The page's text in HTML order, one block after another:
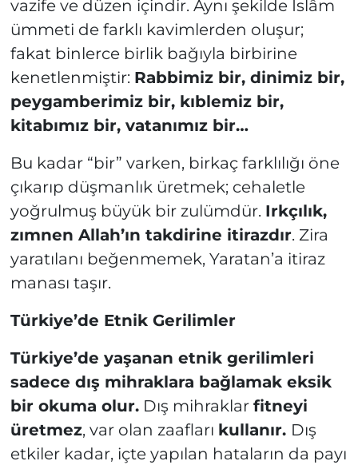
vazife ve düzen içindir. Aynı şekilde İslâm
ümmeti de farklı kavimlerden oluşur;
fakat binlerce birlik bağıyla birbirine
kenetlenmiştir: Rabbimiz bir, dinimiz bir,
peygamberimiz bir, kıblemiz bir,
kitabımız bir, vatanımız bir…
Bu kadar “bir” varken, birkaç farklılığı öne
çıkarıp düşmanlık üretmek; cehaletle
yoğrulmuş büyük bir zulümdür. Irkçılık,
zımnen Allah’ın takdirine itirazdır. Zira
yaratılanı beğenmemek, Yaratan’a itiraz
manası taşır.
Türkiye’de Etnik Gerilimler
Türkiye’de yaşanan etnik gerilimleri
sadece dış mihraklara bağlamak eksik
bir okuma olur.Dış mihraklar fitneyi
üretmez, var olan zaafları kullanır. Dış
etkiler kadar, içte yapılan hataların da payı